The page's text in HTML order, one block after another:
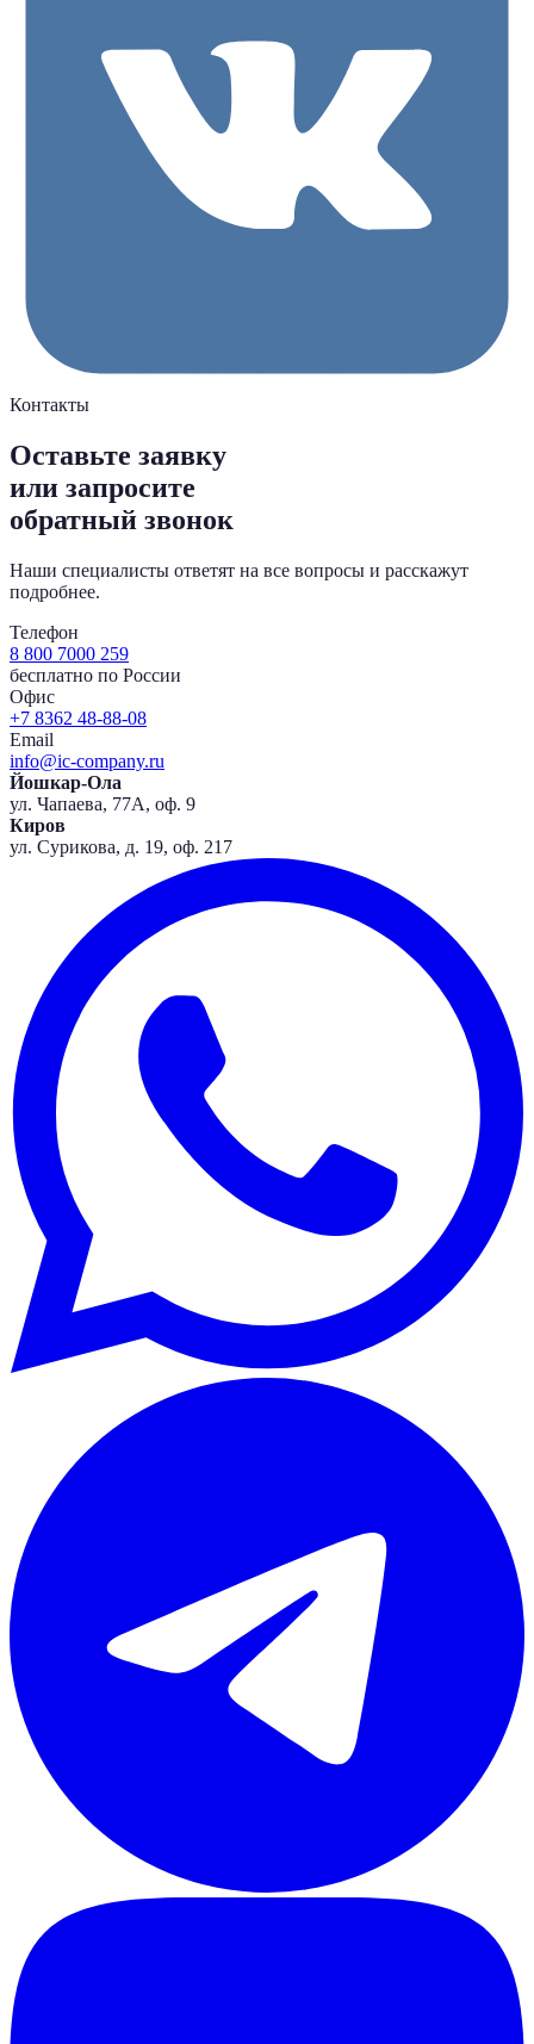
Контакты
Оставьте заявку
или запросите
обратный звонок
Наши специалисты ответят на все вопросы и расскажут
подробнее.
Телефон
8 800 7000 259
бесплатно по России
Офис
+7 8362 48-88-08
Email
info@ic-company.ru
Йошкар-Ола
ул. Чапаева, 77А, оф. 9
Киров
ул. Сурикова, д. 19, оф. 217